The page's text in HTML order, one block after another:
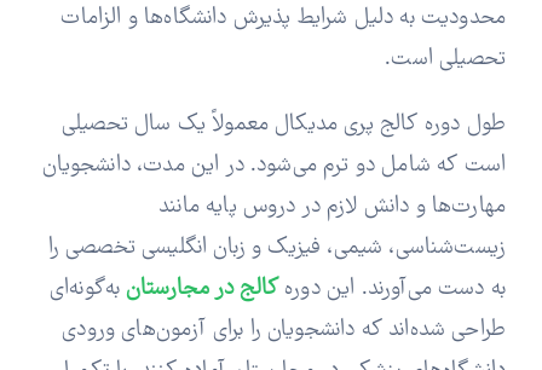
محدودیت به دلیل شرایط پذیرش دانشگاه‌ها و الزامات
تحصیلی است.
طول دوره کالج پری مدیکال معمولاً یک سال تحصیلی
است که شامل دو ترم می‌شود. در این مدت، دانشجویان
مهارت‌ها و دانش لازم در دروس پایه مانند
زیست‌شناسی، شیمی، فیزیک و زبان انگلیسی تخصصی را
به دست می‌آورند. این دورهکالج در مجارستانبه‌گونه‌ای
طراحی شده‌اند که دانشجویان را برای آزمون‌های ورودی